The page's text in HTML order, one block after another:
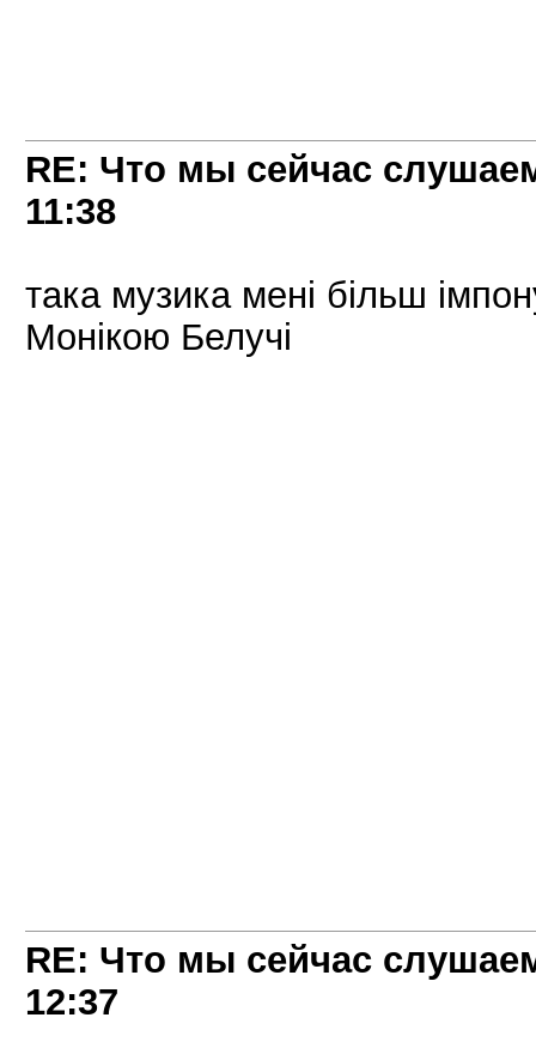
RE: Что мы сейчас
11:38
така музика мені більш
Монікою Белучі
RE: Что мы сейчас
12:37